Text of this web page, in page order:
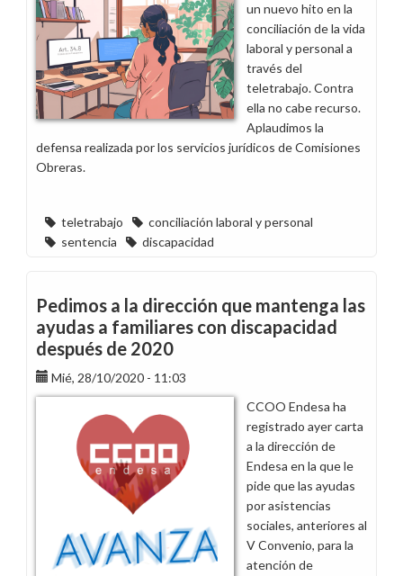
un nuevo hito en la
conciliación de la vida
laboral y personal a
través del
teletrabajo. Contra
ella no cabe recurso.
Aplaudimos la
defensa realizada por los servicios jurídicos de Comisiones
Obreras.
teletrabajo
conciliación laboral y personal
sentencia
discapacidad
Pedimos a la dirección que mantenga las
ayudas a familiares con discapacidad
después de 2020
Mié, 28/10/2020 - 11:03
CCOO Endesa ha
registrado ayer carta
a la dirección de
Endesa en la que le
pide que las ayudas
por asistencias
sociales, anteriores al
V Convenio, para la
atención de